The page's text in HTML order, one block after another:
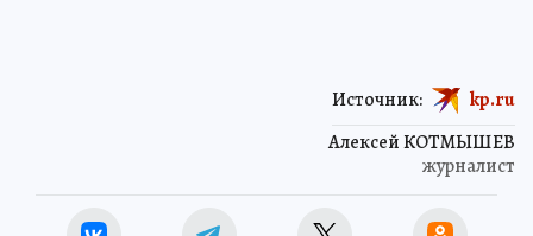
Алексей КОТМЫШЕВ
журналист
Источник: kp.ru